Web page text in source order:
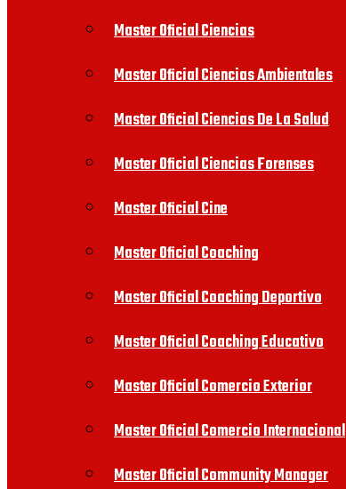
Master Oficial Ciencias
Master Oficial Ciencias Ambientales
Master Oficial Ciencias De La Salud
Master Oficial Ciencias Forenses
Master Oficial Cine
Master Oficial Coaching
Master Oficial Coaching Deportivo
Master Oficial Coaching Educativo
Master Oficial Comercio Exterior
Master Oficial Comercio Internacional
Master Oficial Community Manager